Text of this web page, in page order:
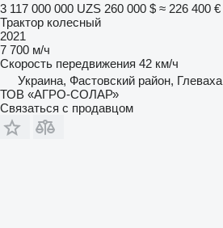
3 117 000 000 UZS 260 000 $ ≈ 226 400 €
Трактор колесный
2021
7 700 м/ч
Скорость передвижения 42 км/ч
Украина, Фастовский район, Глеваха
ТОВ «АГРО-СОЛАР»
Связаться с продавцом